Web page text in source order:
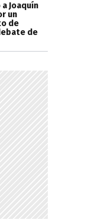
Joaquín
un
de
de